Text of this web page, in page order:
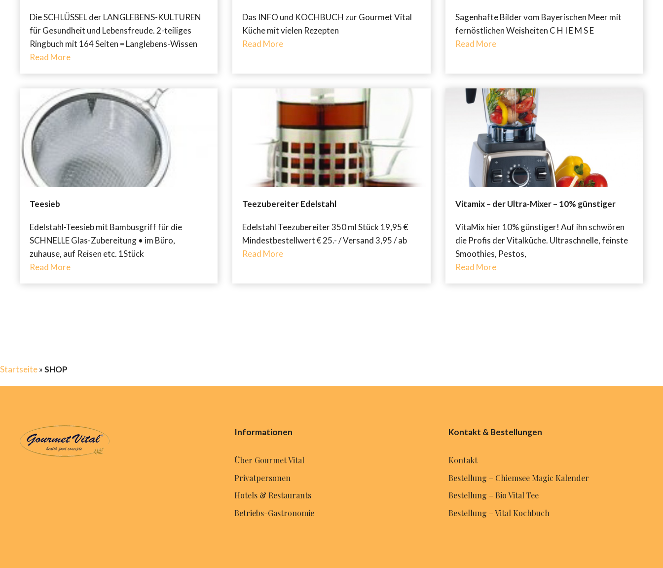
Die SCHLÜSSEL der LANGLEBENS-KULTUREN
für Gesundheit und Lebensfreude. 2-teiliges
Ringbuch mit 164 Seiten = Langlebens-Wissen
Read More
Das INFO und KOCHBUCH zur Gourmet Vital
Küche mit vielen Rezepten
Read More
Sagenhafte Bilder vom Bayerischen Meer mit
fernöstlichen Weisheiten C H I E M S E
Read More
Teesieb
Edelstahl-Teesieb mit Bambusgriff für die
SCHNELLE Glas-Zubereitung • im Büro,
zuhause, auf Reisen etc. 1Stück
Read More
Teezubereiter Edelstahl
Edelstahl Teezubereiter 350 ml Stück 19,95 €
Mindestbestellwert € 25.- / Versand 3,95 / ab
Read More
Vitamix – der Ultra-Mixer – 10% günstiger
VitaMix hier 10% günstiger! Auf ihn schwören
die Profis der Vitalküche. Ultraschnelle, feinste
Smoothies, Pestos,
Read More
Startseite»SHOP
Informationen
Über Gourmet Vital
Privatpersonen
Hotels & Restaurants
Betriebs-Gastronomie
Kontakt & Bestellungen
Kontakt
Bestellung – Chiemsee Magic Kalender
Bestellung – Bio Vital Tee
Bestellung – Vital Kochbuch